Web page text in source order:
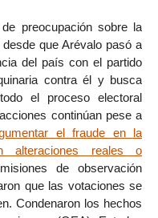
preocupación sobre la
que Arévalo pasó a
del país con el partido
contra él y busca
el proceso electoral
continúan pese a
el fraude en la
alteraciones reales o
de observación
que las votaciones se
Condenaron los hechos